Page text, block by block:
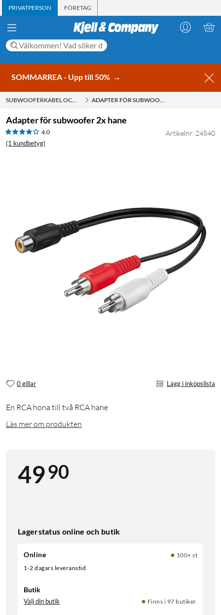
PRIVATPERSON FÖRETAG
SOMMARREA - Upp till 50% →
SUBWOOFERKABEL OCH SUB-BAS KABEL ADAPTER FÖR SUBWOOFER 2X HANE
Adapter för subwoofer 2x hane
4.0
(1 kundbetyg)
Artikelnr: 24540
0 gillar Lägg i inköpslista
En RCA hona till två RCA hane
Läs mer om produkten
4990
Lagerstatus online och butik
Online
100+ st
1-2 dagars leveranstid
Butik
Välj din butik Finns i 97 butiker.